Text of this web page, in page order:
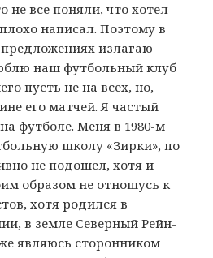
не все поняли, что хотел
написал. Поэтому в
излагаю
наш футбольный клуб
пусть не на всех, но,
его матчей. Я частый
футболе. Меня в 1980-м
школу «Зирки», по
не подошел, хотя и
образом не отношусь к
хотя родился в
в земле Северный Рейн-
являюсь сторонником